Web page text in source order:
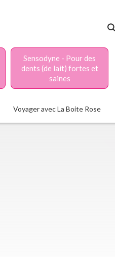
Sensodyne - Pour des
dents (de lait) fortes et
saines
Voyager avec La Boite Rose